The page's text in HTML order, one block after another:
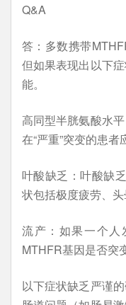
Q&A
答：多数携带
但如果表现出以下
能。
高同型半胱氨酸水
在“严重”突变的患者
叶酸缺乏：叶酸缺
状包括极度疲劳、头
流产：如果一个
MTHFR基因是否突
以下症状缺乏严谨